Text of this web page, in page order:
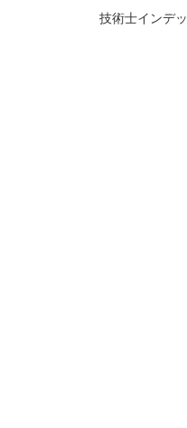
技術士インデ